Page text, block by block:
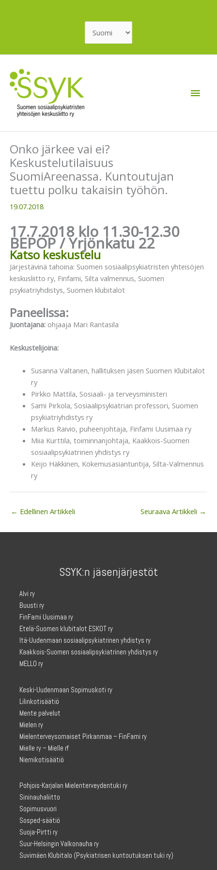
Valitse
Onko järkee vai ei?
Keskustelutilaisuus
SuomiAreenassa. Kuntoutujan
tuettu polku takaisin työhön.
19.07.2018
17.7.2018 klo 11.30-12.30
BEPOP / Yrjönkatu 22
Katso keskustelu
Järjestävinä tahoina: Suomen sosiaalipsykiatristen yhteisöjen
keskusliitto ry, Finfami, Silta valmennus, Suomen
psykiatriyhdistys, Suomen klubitalot
Paneelissa:
Juontajana: ohjaaja Mari Rantasila
Keskustelijoina:
Susanna Valtanen, hallituksen jäsen Suomen Klubitalot
ry
Pirkko Mattila, Sosiaali- ja terveysministeri
Sami Pirkola, Sosiaalipsykiatrian professori, Suomen
psykiatriyhdistys ry
Markus Raivio, puheenjohtaja, Finfami Uusimaa ry
Miia Kurttila, toiminnanjohtaja, Kaakkois-Suomen
sosiaalipsykiatrinen yhdistys ry
Keijo Häkkinen, Kokemusasiantuntija, Silta-Valmennus
ry
← Edellinen Artikkeli Seuraava Artikkeli →
SSYK:n jäsenjärjestöt
Alvi ry
Buusti ry
FinFami Uusimaa ry
Etelä-Suomen klubitalot ESKOT ry
Itä-Uudenmaan sosiaalipsykiatrinen yhdistys ry
Kaakkois-Suomen sosiaalipsykiatrinen yhdistys ry
MELLO ry
Keski-Uudenmaan Sopimuskoti ry
Lilinkotisäätiö
Mente palvelut
Mielen ry
Mielenterveysomaiset Pirkanmaa – FinFami ry
Mielle ry – Mielle rf
Niemikotisäätiö
Pohjois-Karjalan Mielenterveydentuki ry
Sininauhaliitto
Sopimusvuori
Sosped-säätiö
Suoja-Pirtti ry
Suur-Helsingin Valkonauha ry
Suvimäen Klubitalo (Psykiatrisen kuntoutuksen tuki ry)